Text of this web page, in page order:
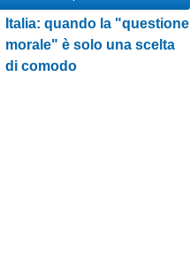
Italia: quando la "questione
morale" è solo una scelta
di comodo